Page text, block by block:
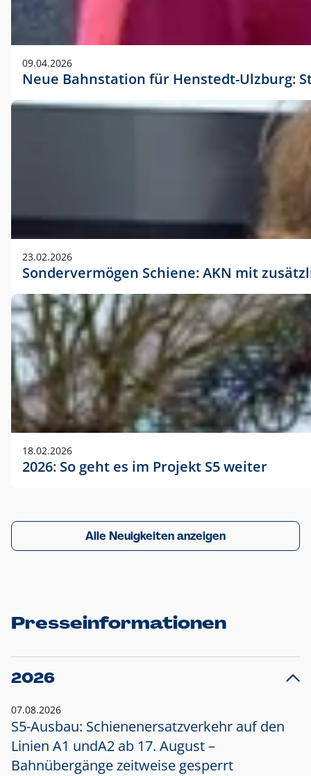
09.04.2026
Neue Bahnstation für Henstedt-Ulzburg:
23.02.2026
Sondervermögen Schiene: AKN mit
18.02.2026
2026: So geht es im Projekt S5 weiter
Alle Neuigkeiten anzeigen
Presseinformationen
2026
07.08.2026
S5-Ausbau: Schienenersatzverkehr auf den
Linien A1 undA2 ab 17. August –
Bahnübergänge zeitweise gesperrt